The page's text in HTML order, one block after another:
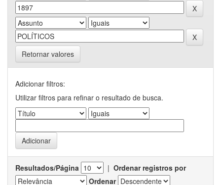
Retornar valores
Adicionar filtros:
Utilizar filtros para refinar o resultado de busca.
Resultados/Página | Ordenar registros por
Ordenar